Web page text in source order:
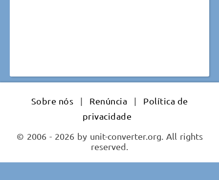
Sobre nós | Renúncia |
Política de
privacidade
© 2006 - 2026 by unit-converter.org. All rights
reserved.